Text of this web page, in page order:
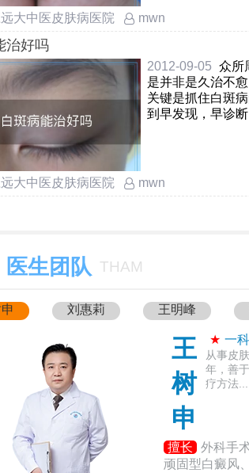
大中医皮肤病医院 mwn
治好吗
2012-09-05 众所
是并非是久治不
关键是抓住白斑
到早发现，早诊
大中医皮肤病医院 mwn
医生团队 THAM
刘惠莉 王明峰
王
树
申
★ 一
从事皮
年，善
疗方法
擅长
外科手
顽固型白癜风